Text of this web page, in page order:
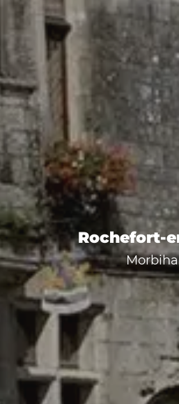
Rochefort-